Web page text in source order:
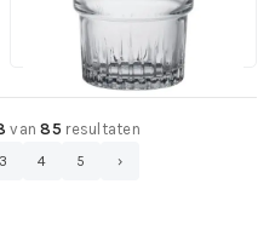
2,78 pro Stück
Ansehen
van85 resultaten
3 4 5 ›